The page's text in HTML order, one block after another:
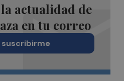
actualidad de
en tu correo
suscribirme